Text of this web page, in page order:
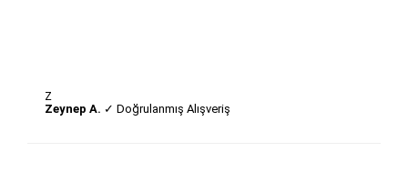
Z
Zeynep A. ✓ Doğrulanmış Alışveriş